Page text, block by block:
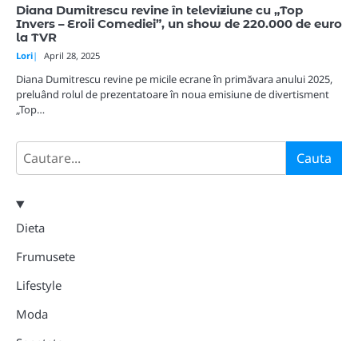
Diana Dumitrescu revine în televiziune cu „Top
Invers – Eroii Comediei”, un show de 220.000 de euro
la TVR
Lori April 28, 2025
Diana Dumitrescu revine pe micile ecrane în primăvara anului 2025,
preluând rolul de prezentatoare în noua emisiune de divertisment
„Top…
Search Cauta
Dieta
Frumusete
Lifestyle
Moda